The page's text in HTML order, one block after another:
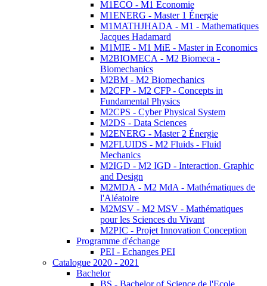
M1ECO - M1 Economie
M1ENERG - Master 1 Énergie
M1MATHJHADA - M1 - Mathematiques
Jacques Hadamard
M1MIE - M1 MiE - Master in Economics
M2BIOMECA - M2 Biomeca -
Biomechanics
M2BM - M2 Biomechanics
M2CFP - M2 CFP - Concepts in
Fundamental Physics
M2CPS - Cyber Physical System
M2DS - Data Sciences
M2ENERG - Master 2 Énergie
M2FLUIDS - M2 Fluids - Fluid
Mechanics
M2IGD - M2 IGD - Interaction, Graphic
and Design
M2MDA - M2 MdA - Mathématiques de
l'Aléatoire
M2MSV - M2 MSV - Mathématiques
pour les Sciences du Vivant
M2PIC - Projet Innovation Conception
Programme d'échange
PEI - Echanges PEI
Catalogue 2020 - 2021
Bachelor
BS - Bachelor of Science de l'Ecole